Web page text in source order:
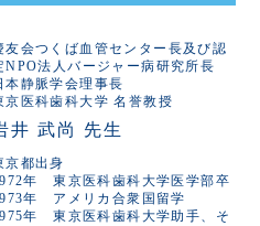
友会つくば血管センター長及び認
NPO法人バージャー病研究所長
本静脈学会理事長
京医科歯科大学 名誉教授
井 武尚 先生
京都出身
年 東京医科歯科大学医学部卒
年 アメリカ合衆国留学
年 東京医科歯科大学助手、そ